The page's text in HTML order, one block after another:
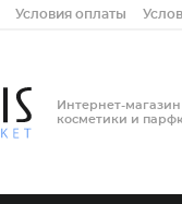
Условия оплаты
Интернет-магазин
косметики и